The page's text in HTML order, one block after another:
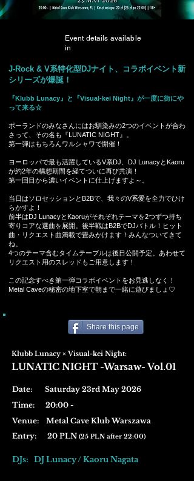
Event details available
in
J-Rock & V系特化型DJナイト、コラボイベント新
シリーズが爆誕！
『Klubb Lunacy』と『Visual-kei Night』が一度に街にや
って来る☆
ポーランドのみなさんにはお馴染みの2つのイベントが合わ
さって、その名も『LUNATIC NIGHT』。
第一弾はもちろんワルシャワで開催！
ヨーロッパで最も活躍しているV系DJ、DJ LunacyとKaoru
が約2年の構想期間を経てついに再び共演！
第一回目から濃いイベントに仕上げますよ～。
当日はソロセッションとB2Bで、我々のV系愛を全力でひけ
らかすよ！
前半はDJ LunacyとKaoruがそれぞれテーマを2つずつ持ち
寄りコアな選曲を展開。後半戦はB2BでDJバトル！ヒット
曲・リクエスト曲満載で畳みかけます！みんなついてきて
ね。
4つのテーマ含むタイムテーブルは後日公開予定。あわせて
リクエスト用のスレッドもご用意します！
この記念すべき第一弾コラボイベントをお見逃しなく！
Metal Caveの秘密の地下室で朝まで一緒に遊びましょ♡
Share this page
Klubb Lunacy × Visual-kei Night:
LUNATIC NIGHT -Warsaw- Vol.01
Date: Saturday 23rd May 2026
Time: 20:00 -
Venue:
Metal Cave Klub Warszawa
Entry: 20 PLN (25 PLN after 22:00)
DJs: DJ Lunacy / Kaoru Nagata